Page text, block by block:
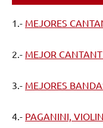
1.- MEJORES
2.- MEJOR
3.- MEJORES
4.- PAGANINI,